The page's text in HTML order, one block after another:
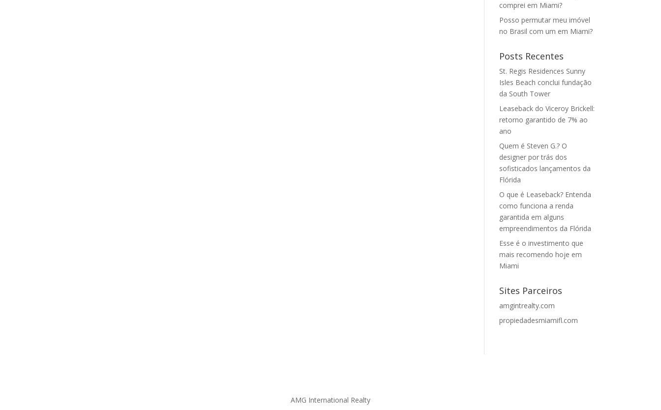
comprei em Miami?
Posso permutar meu imóvel
no Brasil com um em Miami?
Posts Recentes
St. Regis Residences Sunny
Isles Beach conclui fundação
da South Tower
Leaseback do Viceroy Brickell:
retorno garantido de 7% ao
ano
Quem é Steven G.? O
designer por trás dos
sofisticados lançamentos da
Flórida
O que é Leaseback? Entenda
como funciona a renda
garantida em alguns
empreendimentos da Flórida
Esse é o investimento que
mais recomendo hoje em
Miami
Sites Parceiros
amgintrealty.com
propiedadesmiamifl.com
AMG International Realty